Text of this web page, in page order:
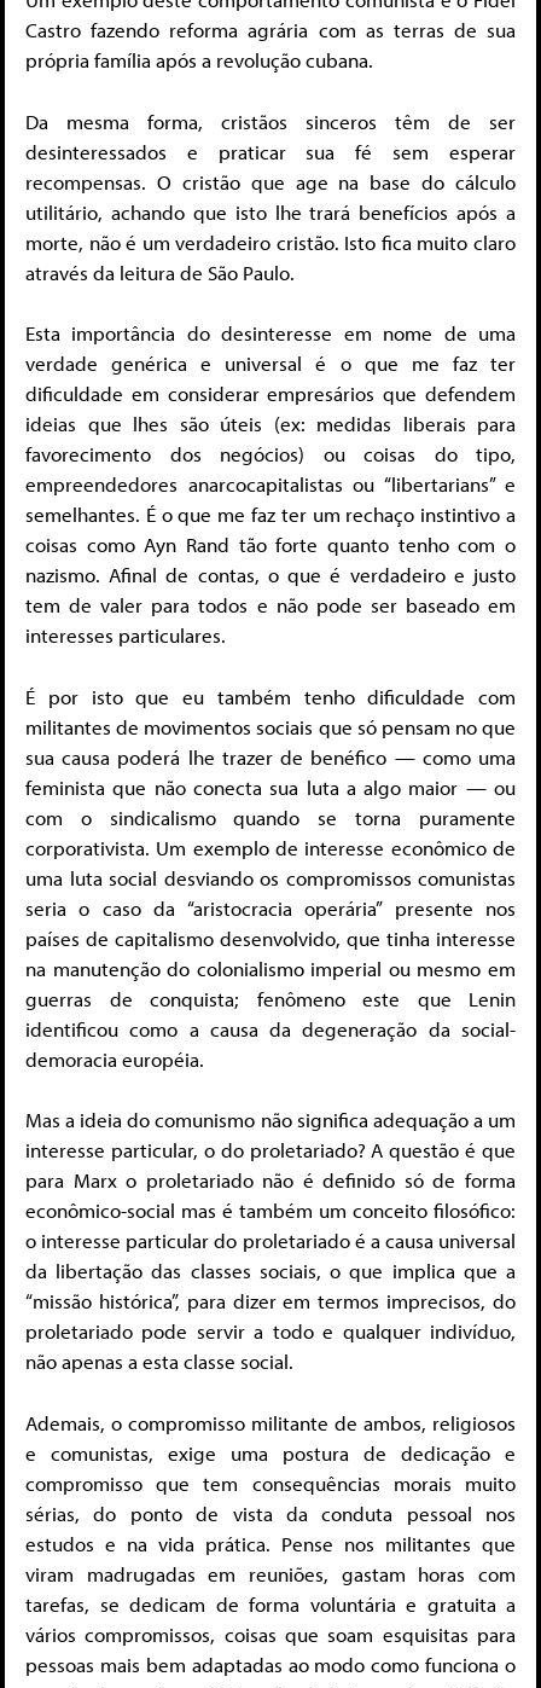
Castro fazendo reforma agrária com as terras de sua
própria família após a revolução cubana.
Da mesma forma, cristãos sinceros têm de ser
desinteressados e praticar sua fé sem esperar
recompensas. O cristão que age na base do cálculo
utilitário, achando que isto lhe trará benefícios após a
morte, não é um verdadeiro cristão. Isto fica muito claro
através da leitura de São Paulo.
Esta importância do desinteresse em nome de uma
verdade genérica e universal é o que me faz ter
dificuldade em considerar empresários que defendem
ideias que lhes são úteis (ex: medidas liberais para
favorecimento dos negócios) ou coisas do tipo,
empreendedores anarcocapitalistas ou “libertarians” e
semelhantes. É o que me faz ter um rechaço instintivo a
coisas como Ayn Rand tão forte quanto tenho com o
nazismo. Afinal de contas, o que é verdadeiro e justo
tem de valer para todos e não pode ser baseado em
interesses particulares.
É por isto que eu também tenho dificuldade com
militantes de movimentos sociais que só pensam no que
sua causa poderá lhe trazer de benéfico — como uma
feminista que não conecta sua luta a algo maior — ou
com o sindicalismo quando se torna puramente
corporativista. Um exemplo de interesse econômico de
uma luta social desviando os compromissos comunistas
seria o caso da “aristocracia operária” presente nos
países de capitalismo desenvolvido, que tinha interesse
na manutenção do colonialismo imperial ou mesmo em
guerras de conquista; fenômeno este que Lenin
identificou como a causa da degeneração da social-
demoracia européia.
Mas a ideia do comunismo não significa adequação a um
interesse particular, o do proletariado? A questão é que
para Marx o proletariado não é definido só de forma
econômico-social mas é também um conceito filosófico:
o interesse particular do proletariado é a causa universal
da libertação das classes sociais, o que implica que a
“missão histórica”, para dizer em termos imprecisos, do
proletariado pode servir a todo e qualquer indivíduo,
não apenas a esta classe social.
Ademais, o compromisso militante de ambos, religiosos
e comunistas, exige uma postura de dedicação e
compromisso que tem consequências morais muito
sérias, do ponto de vista da conduta pessoal nos
estudos e na vida prática. Pense nos militantes que
viram madrugadas em reuniões, gastam horas com
tarefas, se dedicam de forma voluntária e gratuita a
vários compromissos, coisas que soam esquisitas para
pessoas mais bem adaptadas ao modo como funciona o